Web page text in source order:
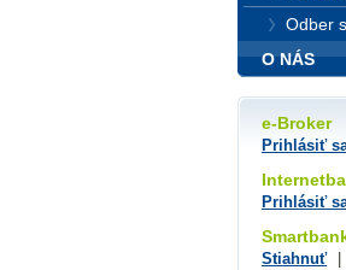
Odber
O NÁS
e-Broker
Prihlásiť
Prihlásiť
Stiahnuť